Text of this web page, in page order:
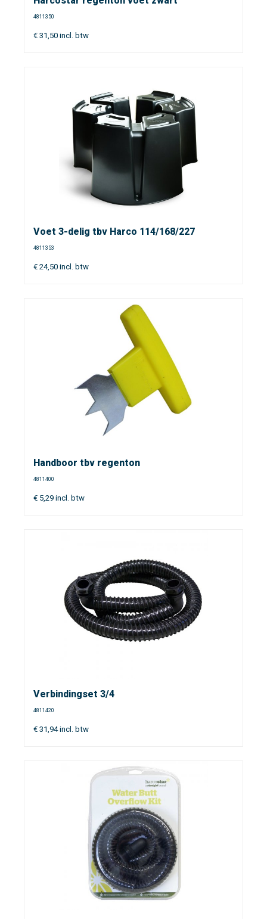
4811350
€ 31,50 incl. btw
Voet 3-delig tbv Harco 114/168/227
4811353
€ 24,50 incl. btw
Handboor tbv regenton
4811400
€ 5,29 incl. btw
Verbindingset 3/4
4811420
€ 31,94incl. btw